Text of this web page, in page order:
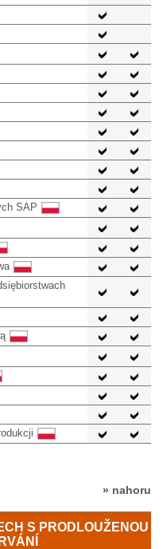
SAP
» nahoru
S PRODLOUŽENOU